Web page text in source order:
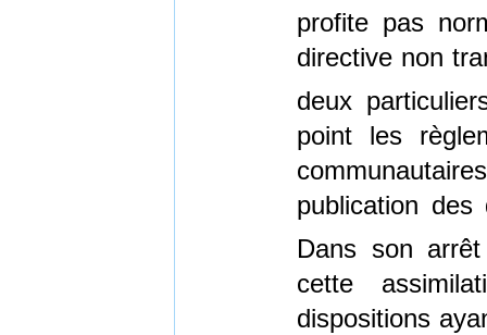
profite pas
directive non
deux
point les
publication
Dans son
cette
dispositions